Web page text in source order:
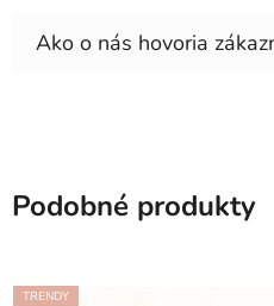
Podobné produkty
TRENDY